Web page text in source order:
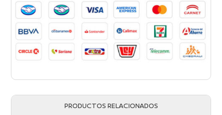
PRODUCTOS RELACIONADOS